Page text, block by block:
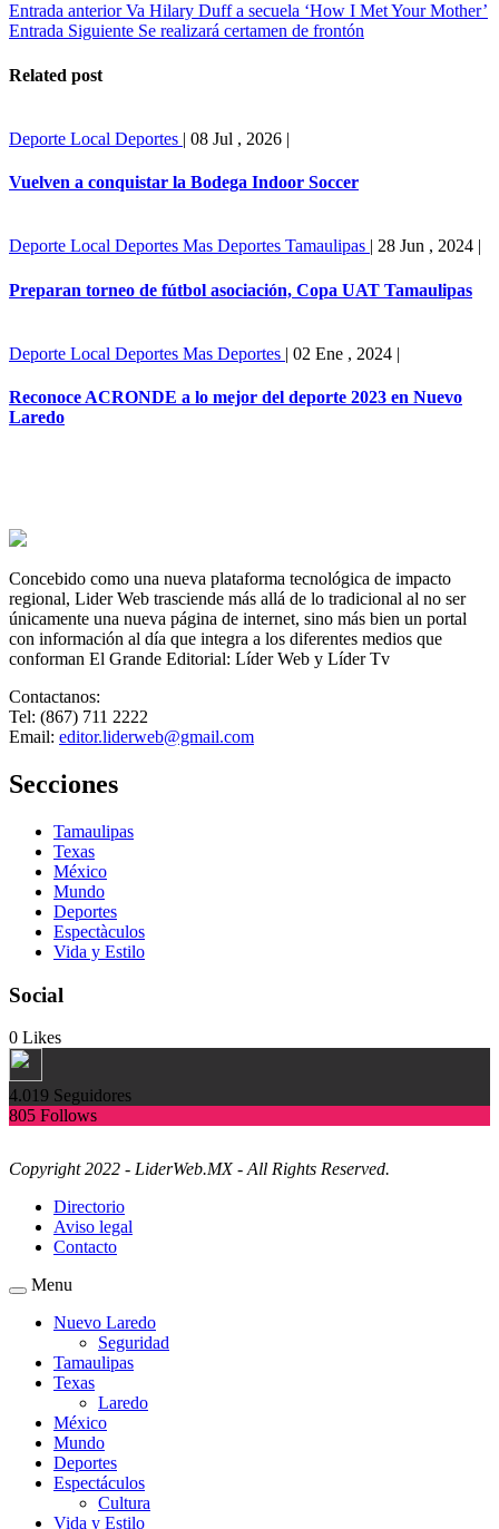
Entrada anterior Va Hilary Duff a secuela ‘How I Met Your Mother’
Entrada Siguiente Se realizará certamen de frontón
Related post
Deporte Local Deportes | 08 Jul , 2026 |
Vuelven a conquistar la Bodega Indoor Soccer
Deporte Local Deportes Mas Deportes Tamaulipas | 28 Jun , 2024 |
Preparan torneo de fútbol asociación, Copa UAT Tamaulipas
Deporte Local Deportes Mas Deportes | 02 Ene , 2024 |
Reconoce ACRONDE a lo mejor del deporte 2023 en Nuevo
Laredo
Concebido como una nueva plataforma tecnológica de impacto
regional, Lider Web trasciende más allá de lo tradicional al no ser
únicamente una nueva página de internet, sino más bien un portal
con información al día que integra a los diferentes medios que
conforman El Grande Editorial: Líder Web y Líder Tv
Contactanos:
Tel: (867) 711 2222
Email: editor.liderweb@gmail.com
Secciones
Tamaulipas
Texas
México
Mundo
Deportes
Espectàculos
Vida y Estilo
Social
0 Likes
4.019 Seguidores
805 Follows
Copyright 2022 - LiderWeb.MX - All Rights Reserved.
Directorio
Aviso legal
Contacto
Menu
Nuevo Laredo
Seguridad
Tamaulipas
Texas
Laredo
México
Mundo
Deportes
Espectáculos
Cultura
Vida y Estilo